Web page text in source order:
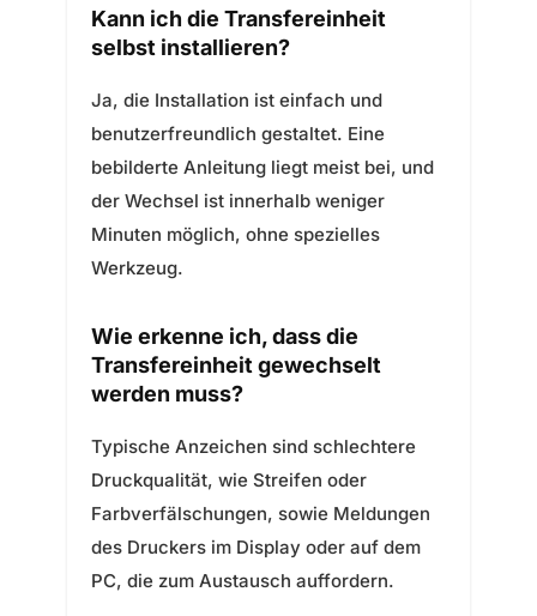
Kann ich die Transfereinheit
selbst installieren?
Ja, die Installation ist einfach und
benutzerfreundlich gestaltet. Eine
bebilderte Anleitung liegt meist bei, und
der Wechsel ist innerhalb weniger
Minuten möglich, ohne spezielles
Werkzeug.
Wie erkenne ich, dass die
Transfereinheit gewechselt
werden muss?
Typische Anzeichen sind schlechtere
Druckqualität, wie Streifen oder
Farbverfälschungen, sowie Meldungen
des Druckers im Display oder auf dem
PC, die zum Austausch auffordern.